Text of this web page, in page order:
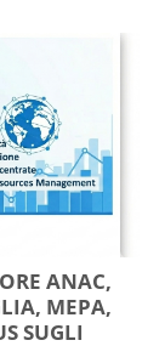
ANAC,
MEPA,
SUGLI